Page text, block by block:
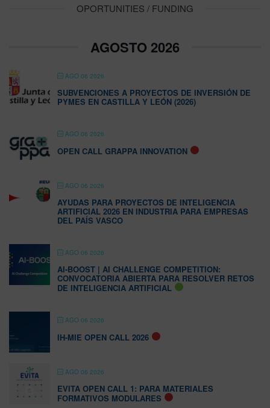
OPORTUNITIES / FUNDING
AGOSTO 2026
AGO 06 2026
SUBVENCIONES A PROYECTOS DE INVERSIÓN DE
PYMES EN CASTILLA Y LEÓN (2026)
AGO 06 2026
OPEN CALL GRAPPA INNOVATION
AGO 06 2026
AYUDAS PARA PROYECTOS DE INTELIGENCIA
ARTIFICIAL 2026 EN INDUSTRIA PARA EMPRESAS
DEL PAÍS VASCO
AGO 06 2026
AI-BOOST | AI CHALLENGE COMPETITION:
CONVOCATORIA ABIERTA PARA RESOLVER RETOS
DE INTELIGENCIA ARTIFICIAL
AGO 06 2026
IH-MIE OPEN CALL 2026
AGO 06 2026
EVITA OPEN CALL 1: PARA MATERIALES
FORMATIVOS MODULARES